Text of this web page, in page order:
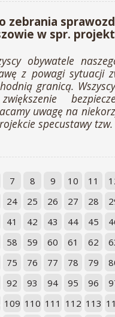
zebrania
w spr.
obywatele
z powagi sytuacji
granicą.
uwagę na
specustawy
7 8 9 10 11
24 25 26 27 28
41 42 43 44 45
58 59 60 61 62
75 76 77 78 79
92 93 94 95 96
109 110 111 112 113